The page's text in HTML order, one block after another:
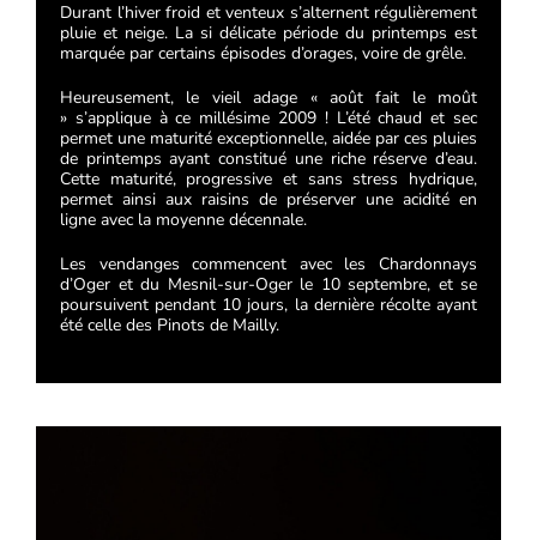
Durant l’hiver froid et venteux s’alternent régulièrement
pluie et neige. La si délicate période du printemps est
marquée par certains épisodes d’orages, voire de grêle.
Heureusement, le vieil adage « août fait le moût
» s’applique à ce millésime 2009 ! L’été chaud et sec
permet une maturité exceptionnelle, aidée par ces pluies
de printemps ayant constitué une riche réserve d’eau.
Cette maturité, progressive et sans stress hydrique,
permet ainsi aux raisins de préserver une acidité en
ligne avec la moyenne décennale.
Les vendanges commencent avec les Chardonnays
d’Oger et du Mesnil-sur-Oger le 10 septembre, et se
poursuivent pendant 10 jours, la dernière récolte ayant
été celle des Pinots de Mailly.